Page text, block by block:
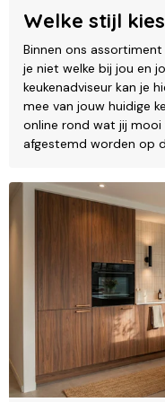
Welke stijl
Binnen ons
je niet welke bij jou en
keukenadviseur kan je
mee van jouw huidige
online rond wat jij mooi
afgestemd worden op